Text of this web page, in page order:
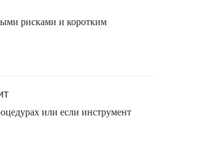
рисками и коротким
или если инструмент